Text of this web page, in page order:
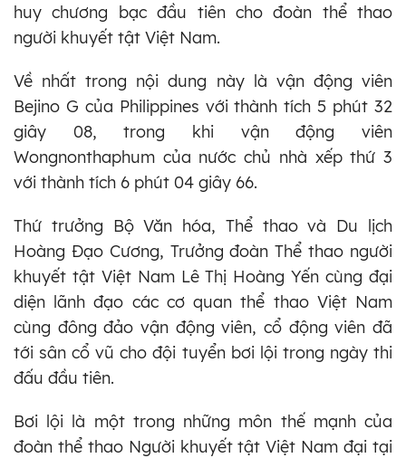
huy chương bạc đầu tiên cho đoàn thể thao
người khuyết tật Việt Nam.
Về nhất trong nội dung này là vận động viên
Bejino G của Philippines với thành tích 5 phút 32
giây 08, trong khi vận động viên
Wongnonthaphum của nước chủ nhà xếp thứ 3
với thành tích 6 phút 04 giây 66.
Thứ trưởng Bộ Văn hóa, Thể thao và Du lịch
Hoàng Đạo Cương, Trưởng đoàn Thể thao người
khuyết tật Việt Nam Lê Thị Hoàng Yến cùng đại
diện lãnh đạo các cơ quan thể thao Việt Nam
cùng đông đảo vận động viên, cổ động viên đã
tới sân cổ vũ cho đội tuyển bơi lội trong ngày thi
đấu đầu tiên.
Bơi lội là một trong những môn thế mạnh của
đoàn thể thao Người khuyết tật Việt Nam đại tại